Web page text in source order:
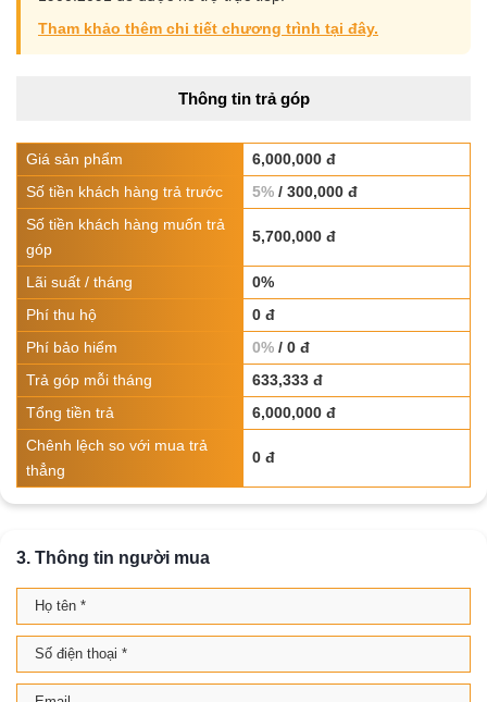
Tham khảo thêm chi tiết chương trình tại đây.
Thông tin trả góp
Giá sản phẩm
6,000,000 đ
Số tiền khách hàng trả trước
5% / 300,000 đ
Số tiền khách hàng muốn trả
góp
5,700,000 đ
Lãi suất / tháng
0%
Phí thu hộ
0 đ
Phí bảo hiểm
0% / 0 đ
Trả góp mỗi tháng
633,333 đ
Tổng tiền trả
6,000,000 đ
Chênh lệch so với mua trả
thẳng
0 đ
3. Thông tin người mua